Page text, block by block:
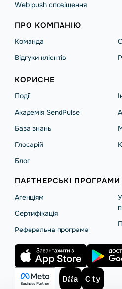
Web push сповіщення
ПРО КОМПАНІЮ
Команда
Відгуки клієнтів
КОРИСНЕ
Події
Академія SendPulse
База знань
Глосарій
Блог
ПАРТНЕРСЬКІ ПРОГРАМИ
Агенціям
Сертифікація
Реферальна програма